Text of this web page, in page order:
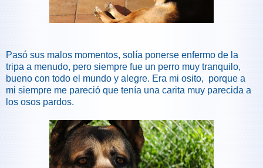
Pasó sus malos momentos, solía ponerse enfermo de la
tripa a menudo, pero siempre fue un perro muy tranquilo,
bueno con todo el mundo y alegre. Era mi osito, porque a
mi siempre me pareció que tenía una carita muy parecida a
los osos pardos.